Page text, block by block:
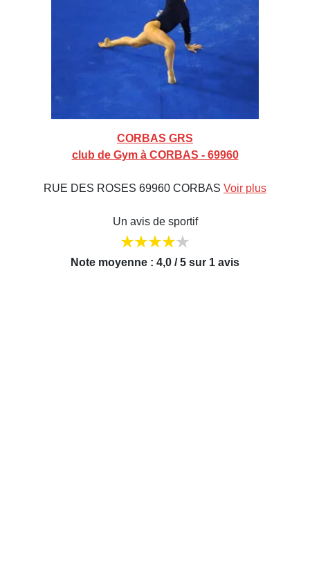
CORBAS GRS
club de Gym à CORBAS - 69960
RUE DES ROSES 69960 CORBAS Voir plus
Un avis de sportif
Note moyenne : 4,0 / 5 sur 1 avis